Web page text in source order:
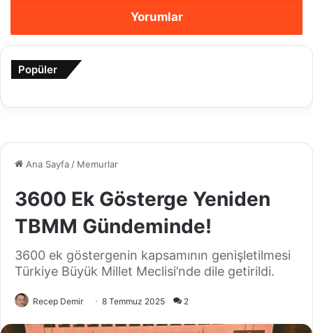
Yorumlar
Popüler